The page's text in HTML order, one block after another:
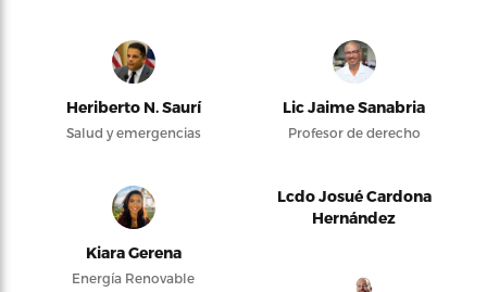
Heriberto N. Saurí
Salud y emergencias
Lic Jaime Sanabria
Profesor de derecho
Kiara Gerena
Energía Renovable
Lcdo Josué Cardona
Hernández